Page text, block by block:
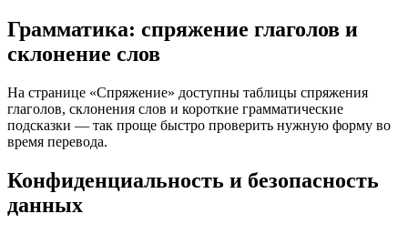
Грамматика: спряжение глаголов и
склонение слов
На странице «Спряжение» доступны таблицы спряжения
глаголов, склонения слов и короткие грамматические
подсказки — так проще быстро проверить нужную форму во
время перевода.
Конфиденциальность и безопасность
данных